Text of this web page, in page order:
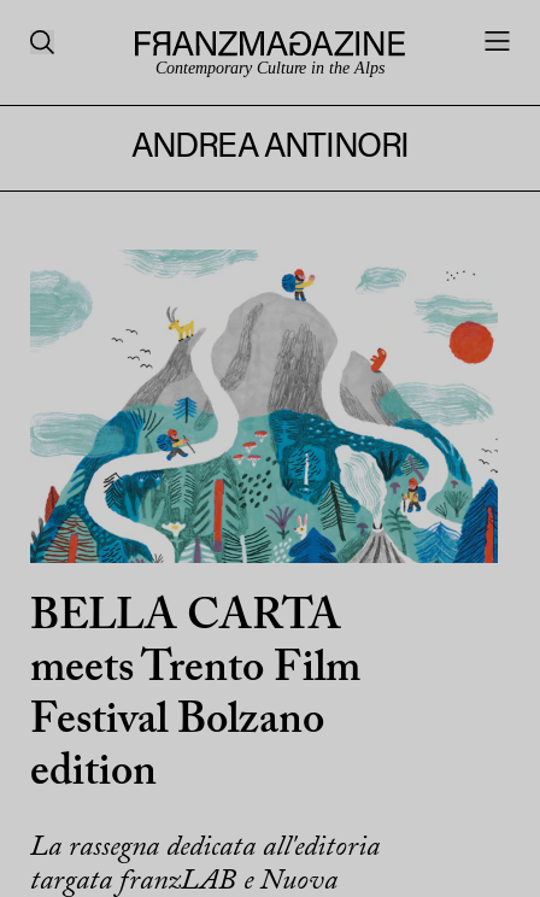
Contemporary Culture in the Alps
ANDREA ANTINORI
BELLA CARTA
meets Trento Film
Festival Bolzano
edition
La rassegna dedicata all'editoria
targata franzLAB e Nuova